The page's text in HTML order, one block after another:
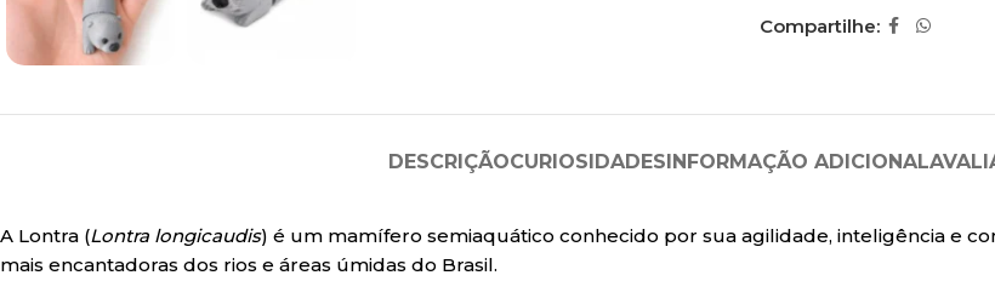
Compartilhe:
DESCRIÇÃOCURIOSIDADESINFORMAÇÃO ADICIONAL
A Lontra (Lontra longicaudis) é um mamífero semiaquático conhecido por sua agilidade, inteligência e
mais encantadoras dos rios e áreas úmidas do Brasil.